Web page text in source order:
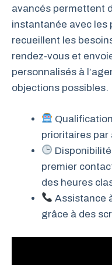
avancés permettent
instantanée avec les
recueillent les
rendez-vous et
personnalisés à
objections possibles.
prioritaires par
premier
des heures
Assistance
grâce à des